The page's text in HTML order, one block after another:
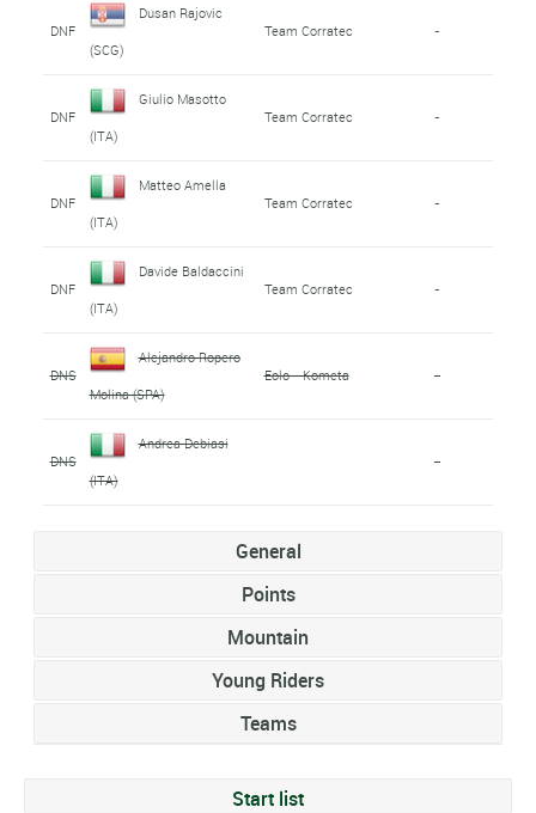
DNF
Dusan Rajovic
(SCG)
Team Corratec -
DNF
Giulio Masotto
(ITA)
Team Corratec -
DNF
Matteo Amella
(ITA)
Team Corratec -
DNF
Davide Baldaccini
(ITA)
Team Corratec -
DNS
Alejandro Ropero
Molina (SPA)
Eolo - Kometa -
DNS
Andrea Debiasi
(ITA)
-
General
Points
Mountain
Young Riders
Teams
Start list